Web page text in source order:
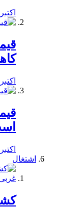
اکتبر 12, 2019
اکتبر 10, 2019
اکتبر 10, 2019
اشتغال